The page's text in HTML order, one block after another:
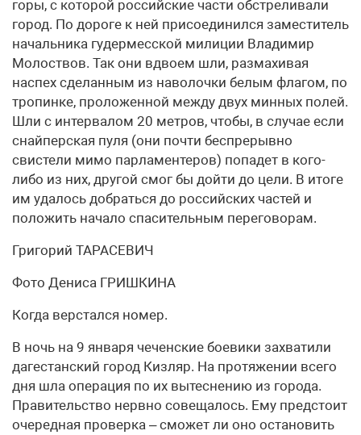
горы, с которой российские части обстреливали
город. По дороге к ней присоединился заместитель
начальника гудермесской милиции Владимир
Молоствов. Так они вдвоем шли, размахивая
наспех сделанным из наволочки белым флагом, по
тропинке, проложенной между двух минных полей.
Шли с интервалом 20 метров, чтобы, в случае если
снайперская пуля (они почти беспрерывно
свистели мимо парламентеров) попадет в кого-
либо из них, другой смог бы дойти до цели. В итоге
им удалось добраться до российских частей и
положить начало спасительным переговорам.
Григорий ТАРАСЕВИЧ
Фото Дениса ГРИШКИНА
Когда верстался номер.
В ночь на 9 января чеченские боевики захватили
дагестанский город Кизляр. На протяжении всего
дня шла операция по их вытеснению из города.
Правительство нервно совещалось. Ему предстоит
очередная проверка – сможет ли оно остановить